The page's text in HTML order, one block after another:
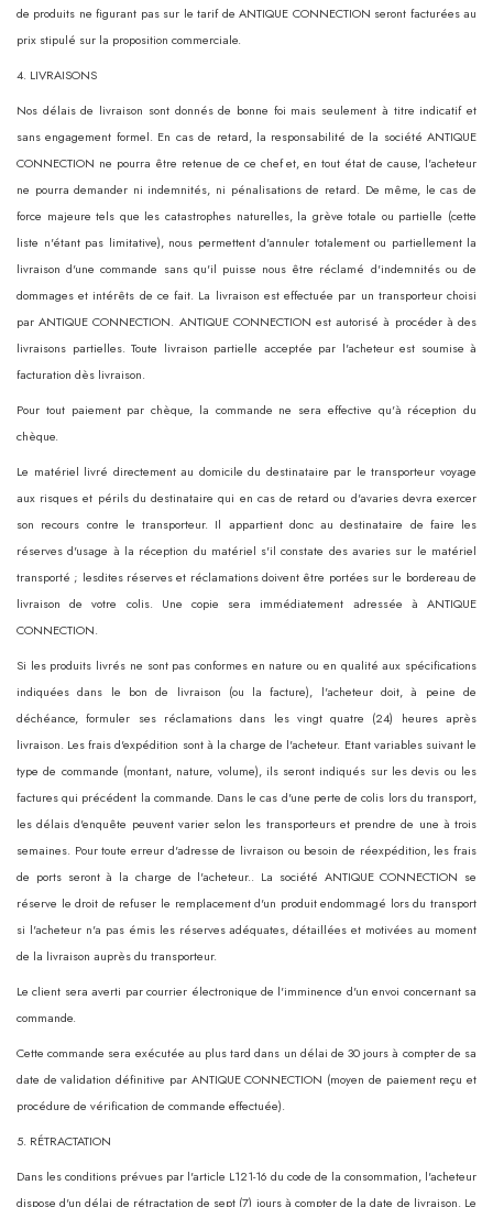
de produits ne figurant pas sur le tarif de ANTIQUE CONNECTION seront facturées au
prix stipulé sur la proposition commerciale.
4. LIVRAISONS
Nos délais de livraison sont donnés de bonne foi mais seulement à titre indicatif et
sans engagement formel. En cas de retard, la responsabilité de la société ANTIQUE
CONNECTION ne pourra être retenue de ce chef et, en tout état de cause, l'acheteur
ne pourra demander ni indemnités, ni pénalisations de retard. De même, le cas de
force majeure tels que les catastrophes naturelles, la grève totale ou partielle (cette
liste n'étant pas limitative), nous permettent d'annuler totalement ou partiellement la
livraison d'une commande sans qu'il puisse nous être réclamé d'indemnités ou de
dommages et intérêts de ce fait. La livraison est effectuée par un transporteur choisi
par ANTIQUE CONNECTION. ANTIQUE CONNECTION est autorisé à procéder à des
livraisons partielles. Toute livraison partielle acceptée par l'acheteur est soumise à
facturation dès livraison.
Pour tout paiement par chèque, la commande ne sera effective qu'à réception du
chèque.
Le matériel livré directement au domicile du destinataire par le transporteur voyage
aux risques et périls du destinataire qui en cas de retard ou d'avaries devra exercer
son recours contre le transporteur. Il appartient donc au destinataire de faire les
réserves d'usage à la réception du matériel s'il constate des avaries sur le matériel
transporté ; lesdites réserves et réclamations doivent être portées sur le bordereau de
livraison de votre colis. Une copie sera immédiatement adressée à ANTIQUE
CONNECTION.
Si les produits livrés ne sont pas conformes en nature ou en qualité aux spécifications
indiquées dans le bon de livraison (ou la facture), l'acheteur doit, à peine de
déchéance, formuler ses réclamations dans les vingt quatre (24) heures après
livraison. Les frais d'expédition sont à la charge de l'acheteur. Etant variables suivant le
type de commande (montant, nature, volume), ils seront indiqués sur les devis ou les
factures qui précédent la commande. Dans le cas d'une perte de colis lors du transport,
les délais d'enquête peuvent varier selon les transporteurs et prendre de une à trois
semaines. Pour toute erreur d'adresse de livraison ou besoin de réexpédition, les frais
de ports seront à la charge de l'acheteur.. La société ANTIQUE CONNECTION se
réserve le droit de refuser le remplacement d'un produit endommagé lors du transport
si l'acheteur n'a pas émis les réserves adéquates, détaillées et motivées au moment
de la livraison auprès du transporteur.
Le client sera averti par courrier électronique de l'imminence d'un envoi concernant sa
commande.
Cette commande sera exécutée au plus tard dans un délai de 30 jours à compter de sa
date de validation définitive par ANTIQUE CONNECTION (moyen de paiement reçu et
procédure de vérification de commande effectuée).
5. RÉTRACTATION
Dans les conditions prévues par l'article L121-16 du code de la consommation, l'acheteur
dispose d'un délai de rétractation de sept (7) jours à compter de la date de livraison. Le